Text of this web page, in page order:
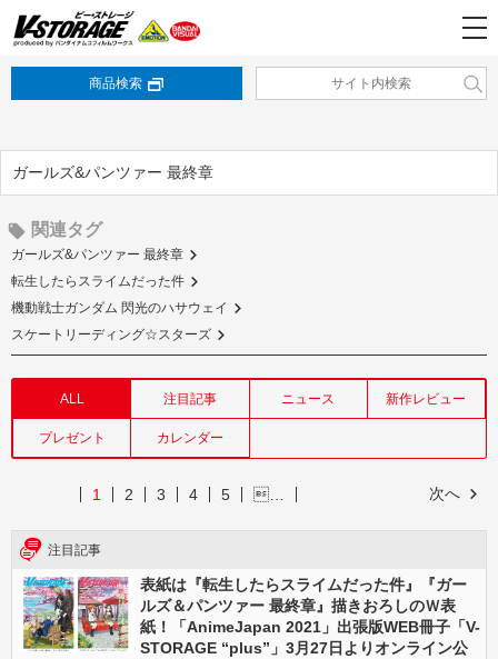
商品検索
ガールズ&パンツァー 最終章
関連タグ
ガールズ&パンツァー 最終章
転生したらスライムだった件
機動戦士ガンダム 閃光のハサウェイ
スケートリーディング☆スターズ
ALL 注目記事 ニュース 新作レビュー
プレゼント カレンダー
次へ
1 2 3 4 5 …
注目記事
表紙は『転生したらスライムだった件』『ガー
ルズ＆パンツァー 最終章』描きおろしのＷ表
紙！「AnimeJapan 2021」出張版WEB冊子「V-
STORAGE “plus”」3月27日よりオンライン公